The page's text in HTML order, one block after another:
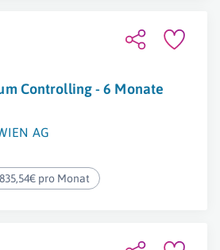
Controlling - 6 Monate
AG
pro Monat